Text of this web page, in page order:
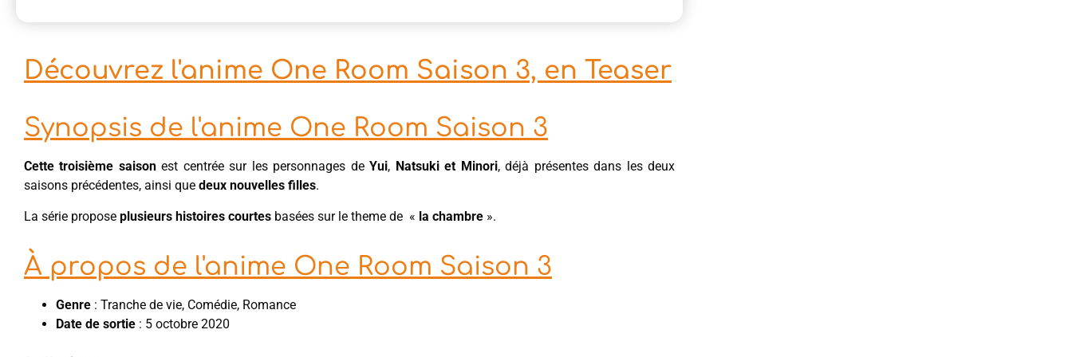
Découvrez l'anime One Room Saison 3, en Teaser
Synopsis de l'anime One Room Saison 3
Cette troisième saisonest centrée sur les personnages deYui, Natsuki et Minori, déjà présentes dans les deux
saisons précédentes, ainsi que deux nouvelles filles.
La série propose plusieurs histoires courtes basées sur le theme de « la chambre ».
À propos de l'anime One Room Saison 3
Genre : Tranche de vie, Comédie, Romance
Date de sortie : 5 octobre 2020